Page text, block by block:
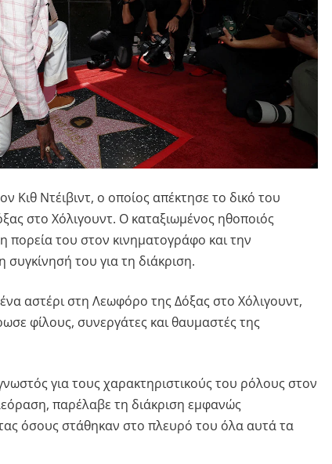
Κιθ Ντέιβιντ, ο οποίος απέκτησε το δικό του
στο Χόλιγουντ. Ο καταξιωμένος ηθοποιός
πορεία του στον κινηματογράφο και την
του για τη διάκριση.
αστέρι στη Λεωφόρο της Δόξας στο Χόλιγουντ,
φίλους, συνεργάτες και θαυμαστές της
για τους χαρακτηριστικούς του ρόλους στον
παρέλαβε τη διάκριση εμφανώς
όσους στάθηκαν στο πλευρό του όλα αυτά τα